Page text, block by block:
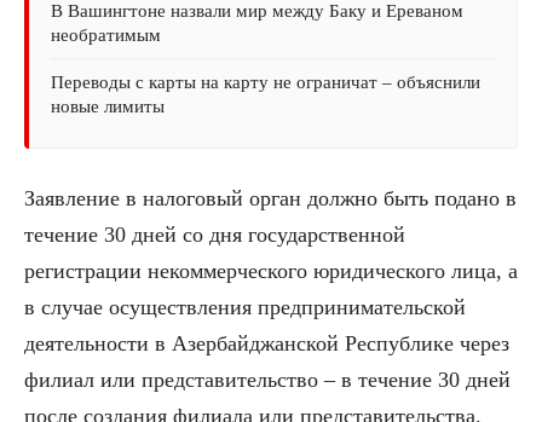
В Вашингтоне назвали мир между Баку и Ереваном
необратимым
Переводы с карты на карту не ограничат – объяснили
новые лимиты
Заявление в налоговый орган должно быть подано в
течение 30 дней со дня государственной
регистрации некоммерческого юридического лица, а
в случае осуществления предпринимательской
деятельности в Азербайджанской Республике через
филиал или представительство – в течение 30 дней
после создания филиала или представительства.